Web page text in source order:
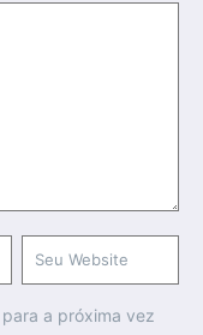
a próxima vez